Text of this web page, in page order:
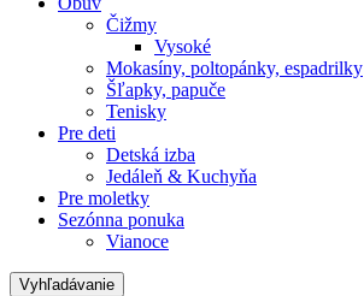
Čižmy
Vysoké
Mokasíny, poltopánky, espadrilky
Šľapky, papuče
Tenisky
Pre deti
Detská izba
Jedáleň & Kuchyňa
Pre moletky
Sezónna ponuka
Vianoce
Vyhľadávanie